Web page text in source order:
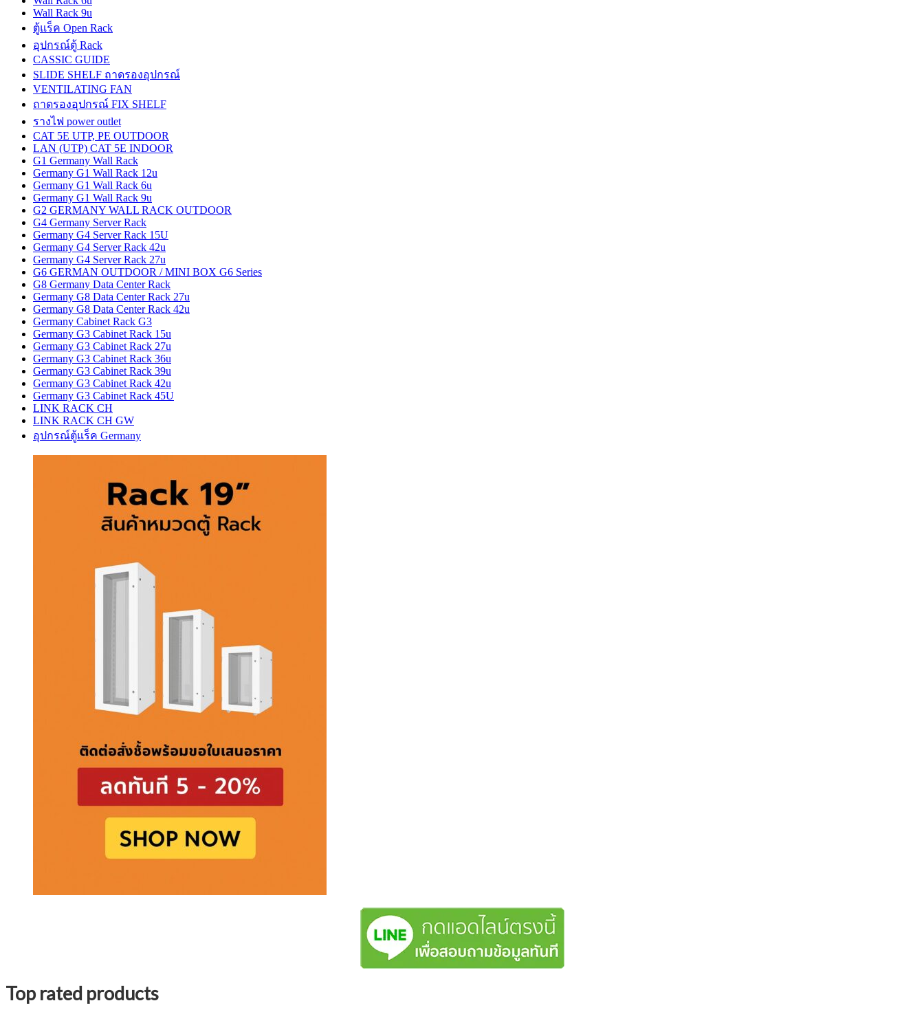
Wall Rack 9u
ตู้แร็ค Open Rack
อุปกรณ์ตู้ Rack
CASSIC GUIDE
SLIDE SHELF ถาดรองอุปกรณ์
VENTILATING FAN
ถาดรองอุปกรณ์ FIX SHELF
รางไฟ power outlet
CAT 5E UTP, PE OUTDOOR
LAN (UTP) CAT 5E INDOOR
G1 Germany Wall Rack
Germany G1 Wall Rack 12u
Germany G1 Wall Rack 6u
Germany G1 Wall Rack 9u
G2 GERMANY WALL RACK OUTDOOR
G4 Germany Server Rack
Germany G4 Server Rack 15U
Germany G4 Server Rack 42u
Germany G4 Server Rack 27u
G6 GERMAN OUTDOOR / MINI BOX G6 Series
G8 Germany Data Center Rack
Germany G8 Data Center Rack 27u
Germany G8 Data Center Rack 42u
Germany Cabinet Rack G3
Germany G3 Cabinet Rack 15u
Germany G3 Cabinet Rack 27u
Germany G3 Cabinet Rack 36u
Germany G3 Cabinet Rack 39u
Germany G3 Cabinet Rack 42u
Germany G3 Cabinet Rack 45U
LINK RACK CH
LINK RACK CH GW
อุปกรณ์ตู้แร็ค Germany
Top rated products